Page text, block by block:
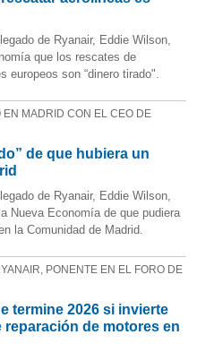
de Ryanair, Eddie Wilson,
que los rescates de
son “dinero tirado".
EN MADRID CON EL CEO DE
de que hubiera un
de Ryanair, Eddie Wilson,
Nueva Economía de que pudiera
la Comunidad de Madrid.
PONENTE EN EL FORO DE
termine 2026 si invierte
de motores en